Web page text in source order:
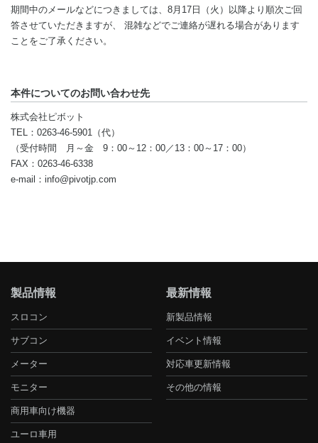
期間中のメールなどにつきましては、8月17日（火）以降より順次ご回
答させていただきますが、 混雑などでご連絡が遅れる場合があります
ことをご了承ください。
本件についてのお問い合わせ先
株式会社ピボット
TEL： 0263-46-5901（代）
（受付時間 月～金 9：00～12：00／13：00～17：00）
FAX： 0263-46-6338
e-mail： info@pivotjp.com
製品情報
スロコン
サブコン
メーター
モニター
商用車向け機器
ユーロ車用
最新情報
新製品情報
イベント情報
対応車更新情報
その他の情報